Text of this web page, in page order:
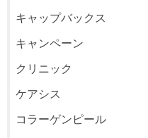
キャップバックス
キャンペーン
クリニック
ケアシス
コラーゲンピール